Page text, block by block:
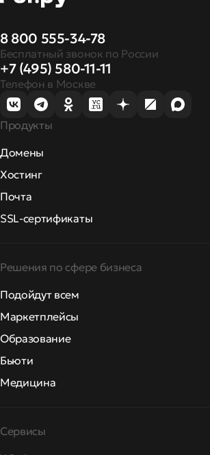
8 800 555-34-78
Бесплатный звонок по России
+7 (495) 580-11-11
Телефон в Москве
Продукты
Домены
Хостинг
Почта
SSL-сертификаты
Решения по сфере бизнеса
Подойдут всем
Маркетплейсы
Образование
Бьюти
Медицина
Сервисы